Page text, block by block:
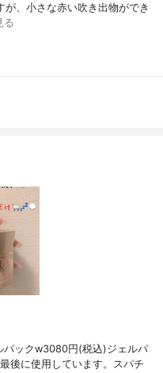
、小さな赤い吹き出物ができ
る
パックw3080円(税込)ジェルパ
後に使用しています。スパチ